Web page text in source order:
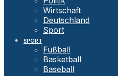
Wirtschaft
Deutschland
Sport
SPORT
Fußball
Basketball
Baseball